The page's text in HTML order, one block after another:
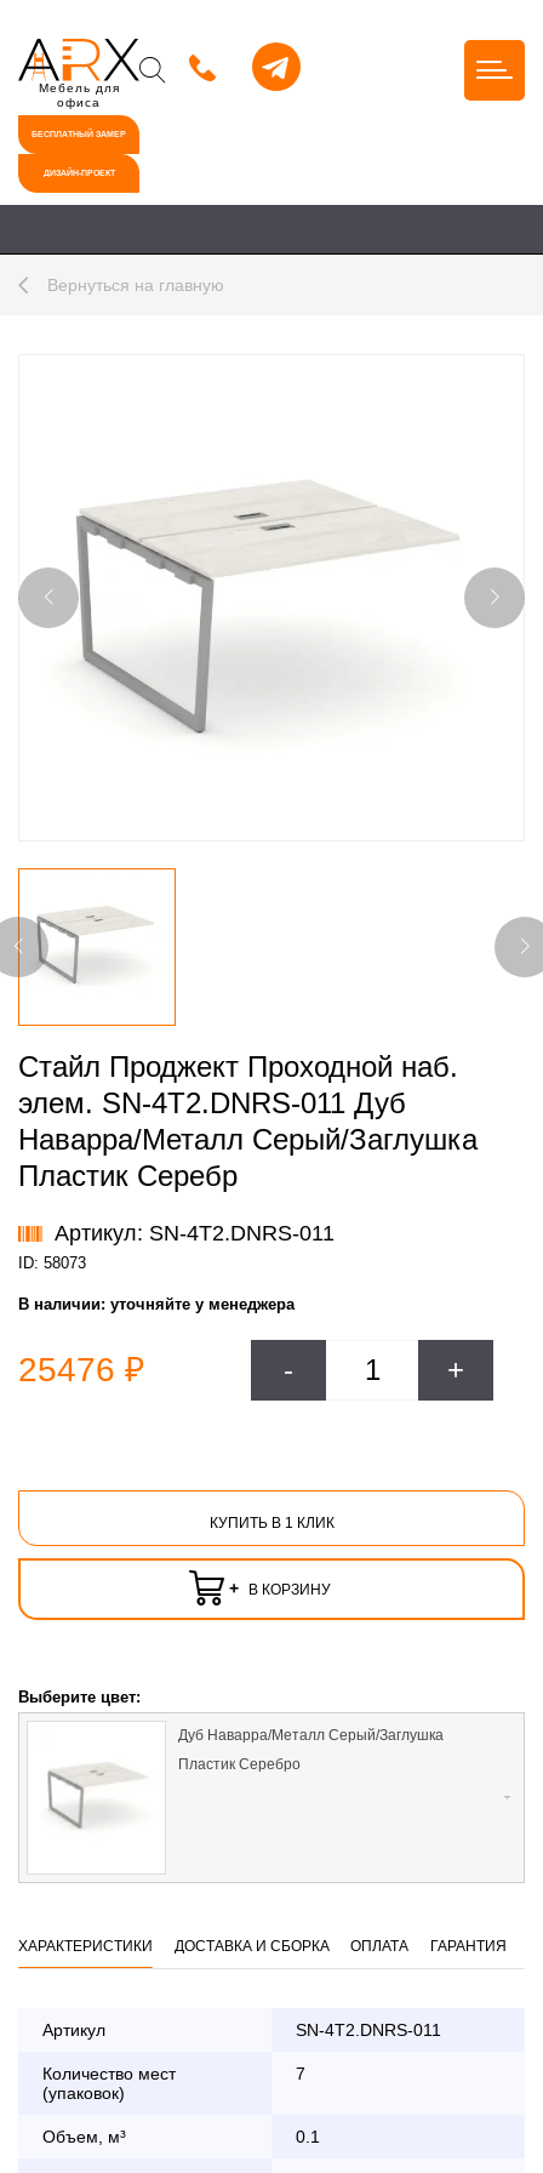
Мебель для
офиса
БЕСПЛАТНЫЙ ЗАМЕР
ДИЗАЙН-ПРОЕКТ
Вернуться на главную
Стайл Проджект Проходной наб.
элем. SN-4T2.DNRS-011 Дуб
Наварра/Металл Серый/Заглушка
Пластик Серебр
Артикул: SN-4T2.DNRS-011
ID: 58073
В наличии: уточняйте у менеджера
25476 ₽ - +
КУПИТЬ В 1 КЛИК
+ В КОРЗИНУ
Выберите цвет:
Дуб Наварра/Металл Серый/Заглушка
Пластик Серебро
ХАРАКТЕРИСТИКИ ДОСТАВКА И СБОРКА ОПЛАТА ГАРАНТИЯ
Артикул SN-4T2.DNRS-011
Количество мест
(упаковок)
7
Объем, м³ 0.1
заказа банковской картой